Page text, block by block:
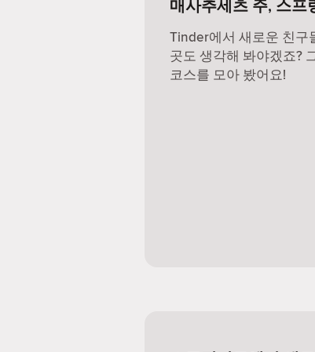
매사추세츠 주, 스프
Tinder에서 새로운 친구
곳도 생각해 봐야겠죠?
코스를 모아 봤어요!